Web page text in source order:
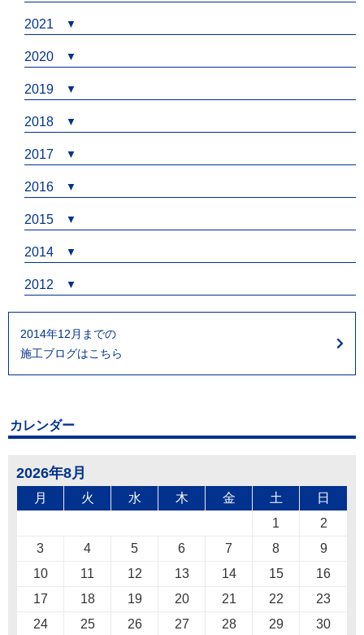
2021
2020
2019
2018
2017
2016
2015
2014
2012
2014年12月までの
施工ブログはこちら
カレンダー
2026年8月
月 火 水 木 金 土 日
1
2
3
4 5 6 7 8
9
10
11 12 13 14 15
16
17
18 19 20 21 22
23
24
25 26 27 28 29
30